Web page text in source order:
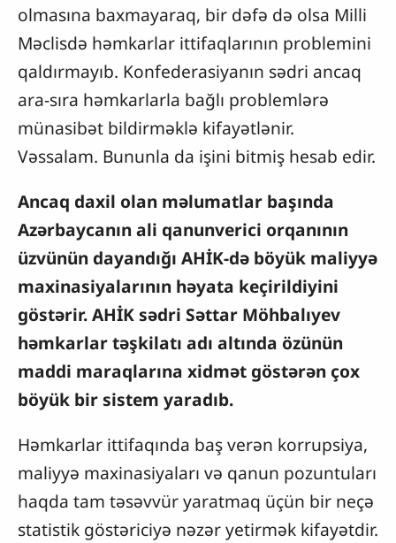
olmasına baxmayaraq, bir dəfə də olsa Milli
Məclisdə həmkarlar ittifaqlarının problemini
qaldırmayıb. Konfederasiyanın sədri ancaq
ara-sıra həmkarlarla bağlı problemlərə
münasibət bildirməklə kifayətlənir.
Vəssalam. Bununla da işini bitmiş hesab edir.
Ancaq daxil olan məlumatlar başında
Azərbaycanın ali qanunverici orqanının
üzvünün dayandığı AHİK-də böyük maliyyə
maxinasiyalarının həyata keçirildiyini
göstərir. AHİK sədri Səttar Möhbalıyev
həmkarlar təşkilatı adı altında özünün
maddi maraqlarına xidmət göstərən çox
böyük bir sistem yaradıb.
Həmkarlar ittifaqında baş verən korrupsiya,
maliyyə maxinasiyaları və qanun pozuntuları
haqda tam təsəvvür yaratmaq üçün bir neçə
statistik göstəriciyə nəzər yetirmək kifayətdir.